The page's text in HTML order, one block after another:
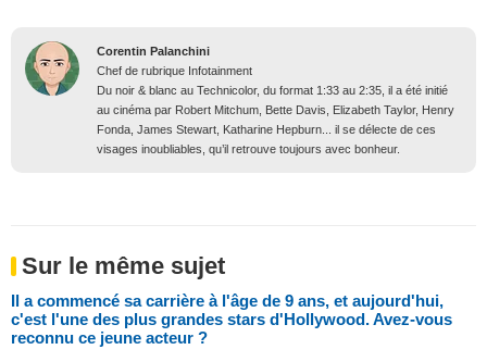
Corentin Palanchini
Chef de rubrique Infotainment
Du noir & blanc au Technicolor, du format 1:33 au 2:35, il a été initié
au cinéma par Robert Mitchum, Bette Davis, Elizabeth Taylor, Henry
Fonda, James Stewart, Katharine Hepburn... il se délecte de ces
visages inoubliables, qu’il retrouve toujours avec bonheur.
Sur le même sujet
Il a commencé sa carrière à l'âge de 9 ans, et aujourd'hui,
c'est l'une des plus grandes stars d'Hollywood. Avez-vous
reconnu ce jeune acteur ?